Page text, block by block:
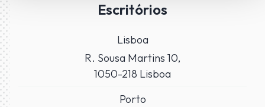
Escritórios
Lisboa
R. Sousa Martins 10,
1050-218 Lisboa
Porto